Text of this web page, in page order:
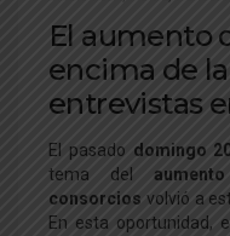
El aumento
encima de
entrevistas
El pasado domingo
tema del
consorcios volvió a
En esta oportunidad,